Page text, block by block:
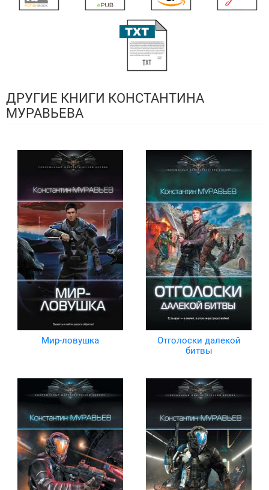
ДРУГИЕ КНИГИ КОНСТАНТИНА
МУРАВЬЕВА
Мир-ловушка
Отголоски далекой
битвы